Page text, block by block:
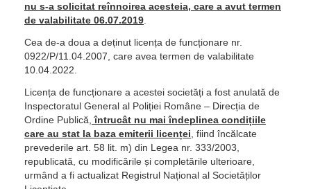
nu s-a solicitat reînnoirea acesteia, care a avut termen
de valabilitate 06.07.2019
Cea de-a doua a deținut licența de funcționare nr.
0922/P/11.04.2007, care avea termen de valabilitate
10.04.2022.
Licența de funcționare a acestei societăți a fost anulată de
Inspectoratul General al Poliției Române – Direcția de
Ordine Publică, întrucât nu mai îndeplinea condițiile
care au stat la baza emiterii licenței , fiind încălcate
prevederile art. 58 lit. m) din Legea nr. 333/2003,
republicată, cu modificările și completările ulterioare,
urmând a fi actualizat Registrul Național al Societăților